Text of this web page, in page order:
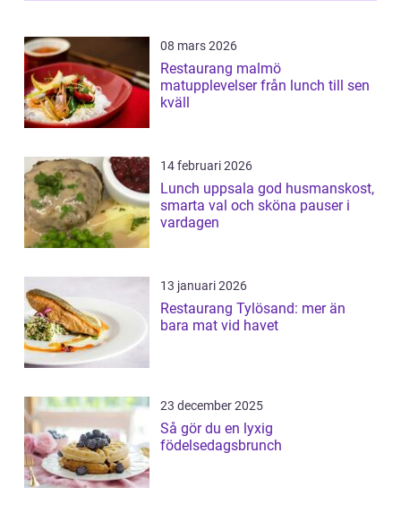
08 mars 2026
Restaurang malmö
matupplevelser från lunch till sen
kväll
14 februari 2026
Lunch uppsala god husmanskost,
smarta val och sköna pauser i
vardagen
13 januari 2026
Restaurang Tylösand: mer än
bara mat vid havet
23 december 2025
Så gör du en lyxig
födelsedagsbrunch